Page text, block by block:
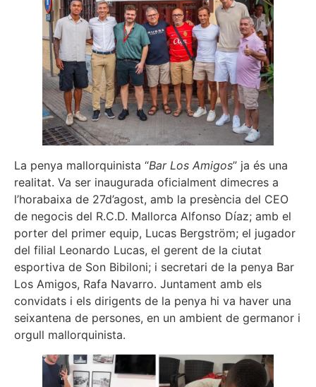
La penya mallorquinista “Bar Los Amigos” ja és una
realitat. Va ser inaugurada oficialment dimecres a
l’horabaixa de 27d’agost, amb la presència del CEO
de negocis del R.C.D. Mallorca Alfonso Díaz; amb el
porter del primer equip, Lucas Bergström; el jugador
del filial Leonardo Lucas, el gerent de la ciutat
esportiva de Son Bibiloni; i secretari de la penya Bar
Los Amigos, Rafa Navarro. Juntament amb els
convidats i els dirigents de la penya hi va haver una
seixantena de persones, en un ambient de germanor i
orgull mallorquinista.